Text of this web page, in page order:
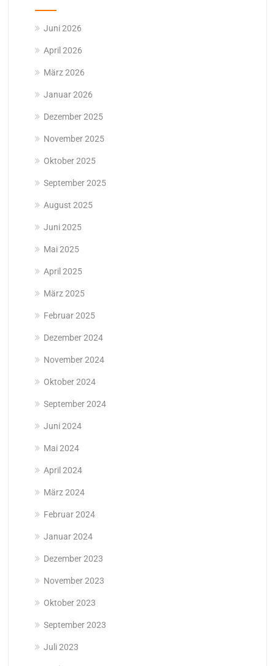
Juni 2026
April 2026
März 2026
Januar 2026
Dezember 2025
November 2025
Oktober 2025
September 2025
August 2025
Juni 2025
Mai 2025
April 2025
März 2025
Februar 2025
Dezember 2024
November 2024
Oktober 2024
September 2024
Juni 2024
Mai 2024
April 2024
März 2024
Februar 2024
Januar 2024
Dezember 2023
November 2023
Oktober 2023
September 2023
Juli 2023